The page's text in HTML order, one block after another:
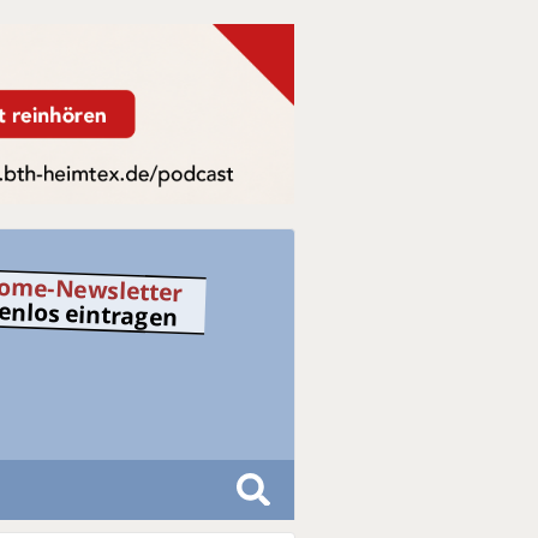
Newsletter
eintragen
S